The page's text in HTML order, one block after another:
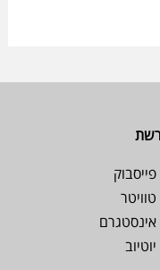
פייסבוק
טוויטר
אינסטגרם
יוטיוב